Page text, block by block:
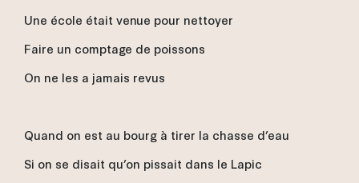
Une école était venue pour nettoyer
Faire un comptage de poissons
On ne les a jamais revus
Quand on est au bourg à tirer la chasse d’eau
Si on se disait qu’on pissait dans le Lapic